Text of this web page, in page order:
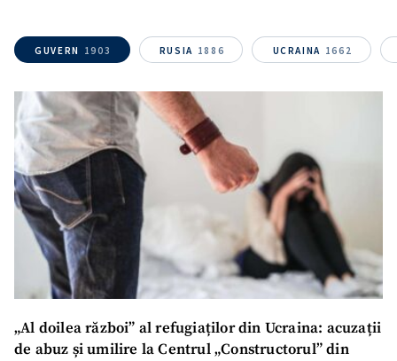
GUVERN 1903 RUSIA 1886 UCRAINA 1662
„Al doilea război” al refugiaților din Ucraina: acuzații
de abuz și umilire la Centrul „Constructorul” din